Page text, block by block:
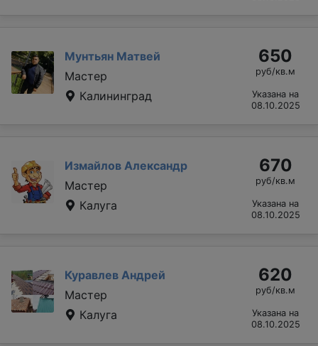
Мунтьян Матвей
Мастер
Калининград
650
руб/кв.м
Указана на
08.10.2025
Измайлов Александр
Мастер
Калуга
670
руб/кв.м
Указана на
08.10.2025
Куравлев Андрей
Мастер
Калуга
620
руб/кв.м
Указана на
08.10.2025